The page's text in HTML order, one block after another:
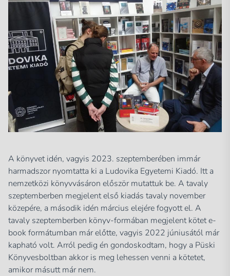
A könyvet idén, vagyis 2023. szeptemberében immár
harmadszor nyomtatta ki a Ludovika Egyetemi Kiadó. Itt a
nemzetközi könyvvásáron először mutattuk be. A tavaly
szeptemberben megjelent első kiadás tavaly november
közepére, a második idén március elejére fogyott el. A
tavaly szeptemberben könyv-formában megjelent kötet e-
book formátumban már előtte, vagyis 2022 júniusától már
kapható volt. Arról pedig én gondoskodtam, hogy a Püski
Könyvesboltban akkor is meg lehessen venni a kötetet,
amikor másutt már nem.